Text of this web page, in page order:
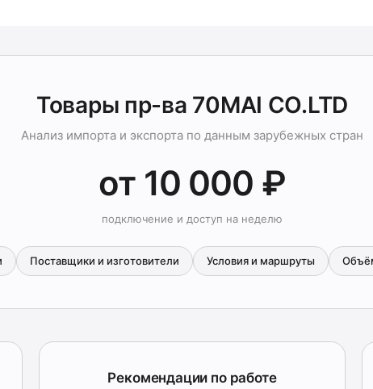
Товары пр-ва 70MAI CO.LTD
Анализ импорта и экспорта по данным зарубежных стран
от 10 000 ₽
подключение и доступ на неделю
Поставщики и изготовители Условия и маршруты
Рекомендации по работе